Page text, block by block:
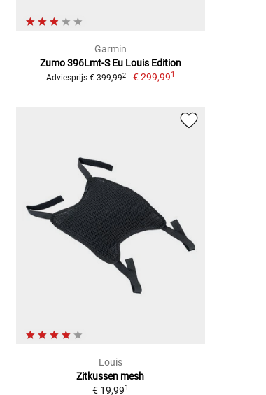
Garmin
Zumo 396Lmt-S Eu Louis Edition
Adviesprijs € 399,992 € 299,991
Louis
Zitkussen mesh
€ 19,991